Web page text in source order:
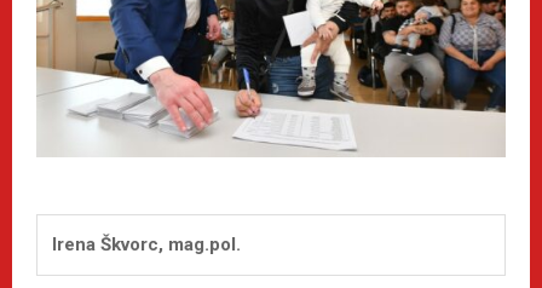
Irena Škvorc, mag.pol.